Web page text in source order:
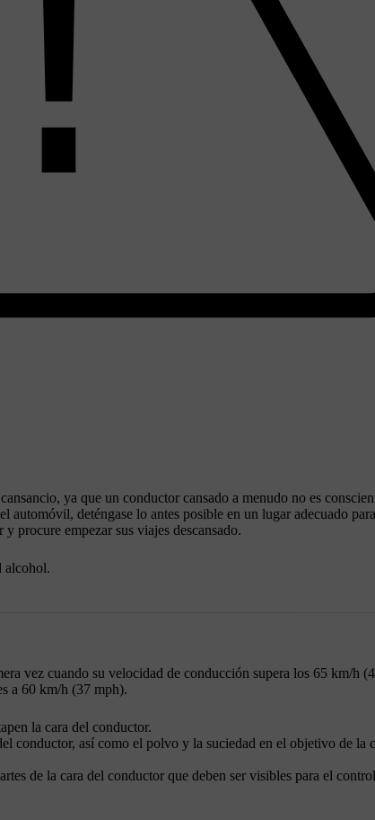
ya que un conductor cansado a menudo no es
automóvil, deténgase lo antes posible en un lugar adecuado
procure empezar sus viajes descansado.
alcohol.
vez cuando su velocidad de conducción supera los 65 km/h
a 60 km/h (37 mph).
la cara del conductor.
conductor, así como el polvo y la suciedad en el objetivo de la
de la cara del conductor que deben ser visibles para el